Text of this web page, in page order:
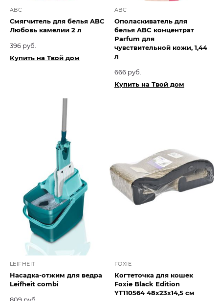
ABC
Смягчитель для белья ABC
Любовь камелии 2 л
396 руб.
Купить на Твой дом
ABC
Ополаскиватель для
белья ABC концентрат
Parfum для
чувствительной кожи, 1,44
л
666 руб.
Купить на Твой дом
LEIFHEIT
Насадка-отжим для ведра
Leifheit combi
FOXIE
Когтеточка для кошек
Foxie Black Edition
YT110564 48х23х14,5 см